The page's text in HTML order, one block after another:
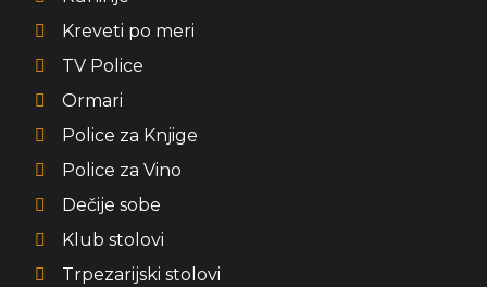
Kreveti po meri
TV Police
Ormari
Police za Knjige
Police za Vino
Dečije sobe
Klub stolovi
Trpezarijski stolovi